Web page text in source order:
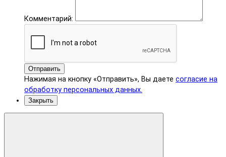
Комментарий:
Отправить
Нажимая на кнопку «Отправить», Вы даете согласие на
обработку персональных данных.
Закрыть